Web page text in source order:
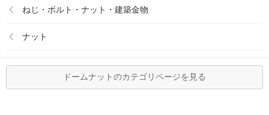
ねじ・ボルト・ナット・建築金物
ナット
ドームナットのカテゴリページを見る